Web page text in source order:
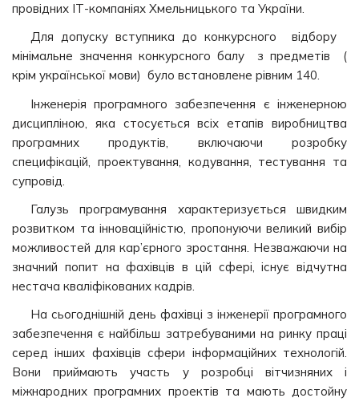
провідних ІТ-компаніях Хмельницького та України.
Для допуску вступника до конкурсного відбору
мінімальне значення конкурсного балу з предметів (
крім української мови) було встановлене рівним 140.
Інженерія програмного забезпечення є інженерною
дисципліною, яка стосується всіх етапів виробництва
програмних продуктів, включаючи розробку
специфікацій, проектування, кодування, тестування та
супровід.
Галузь програмування характеризується швидким
розвитком та інноваційністю, пропонуючи великий вибір
можливостей для кар’єрного зростання. Незважаючи на
значний попит на фахівців в цій сфері, існує відчутна
нестача кваліфікованих кадрів.
На сьогоднішній день фахівці з інженерії програмного
забезпечення є найбільш затребуваними на ринку праці
серед інших фахівців сфери інформаційних технологій.
Вони приймають участь у розробці вітчизняних і
міжнародних програмних проектів та мають достойну